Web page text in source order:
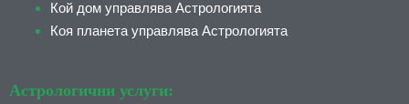
Кой дом управлява Астрологията
Коя планета управлява Астрологията
Астрологични услуги: